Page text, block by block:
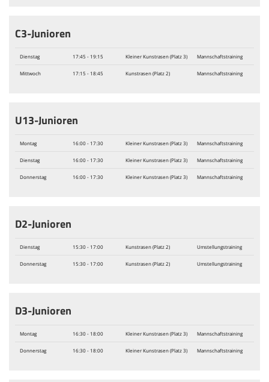
C3-Junioren
Dienstag 17:45 - 19:15 Kleiner Kunstrasen (Platz 3) Mannschaftstraining
Mittwoch 17:15 - 18:45 Kunstrasen (Platz 2) Mannschaftstraining
U13-Junioren
Montag 16:00 - 17:30 Kleiner Kunstrasen (Platz 3) Mannschaftstraining
Dienstag 16:00 - 17:30 Kleiner Kunstrasen (Platz 3) Mannschaftstraining
Donnerstag 16:00 - 17:30 Kleiner Kunstrasen (Platz 3) Mannschaftstraining
D2-Junioren
Dienstag 15:30 - 17:00 Kunstrasen (Platz 2) Umstellungstraining
Donnerstag 15:30 - 17:00 Kunstrasen (Platz 2) Umstellungstraining
D3-Junioren
Montag 16:30 - 18:00 Kleiner Kunstrasen (Platz 3) Mannschaftstraining
Donnerstag 16:30 - 18:00 Kleiner Kunstrasen (Platz 3) Mannschaftstraining